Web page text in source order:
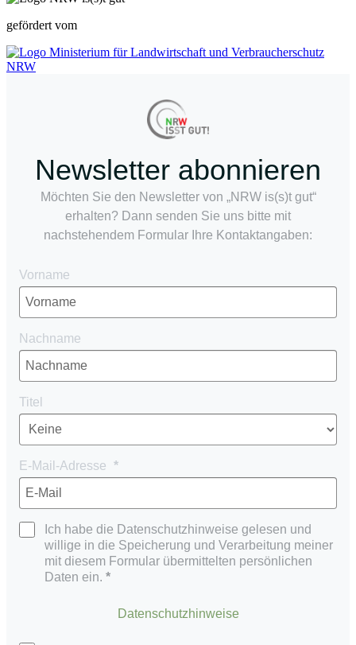
gefördert vom
Newsletter abonnieren
Möchten Sie den Newsletter von „NRW is(s)t gut“
erhalten? Dann senden Sie uns bitte mit
nachstehendem Formular Ihre Kontaktangaben:
Vorname
Nachname
Titel
E-Mail-Adresse
Ich habe die Datenschutzhinweise gelesen und
willige in die Speicherung und Verarbeitung meiner
mit diesem Formular übermittelten persönlichen
Daten ein.
Datenschutzhinweise